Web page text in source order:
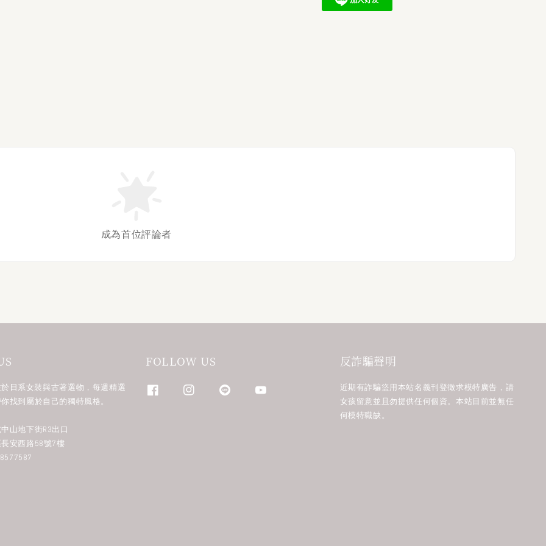
成為首位評論者
於日系女裝與古著選物，每週精選
找到屬於自己的獨特風格。
山地下街R3出口
安西路58號7樓
FOLLOW US 反詐騙聲明
近期有詐騙盜用本站名義刊登徵求模特廣告，請
女孩留意並且勿提供任何個資。本站目前並無任
何模特職缺。